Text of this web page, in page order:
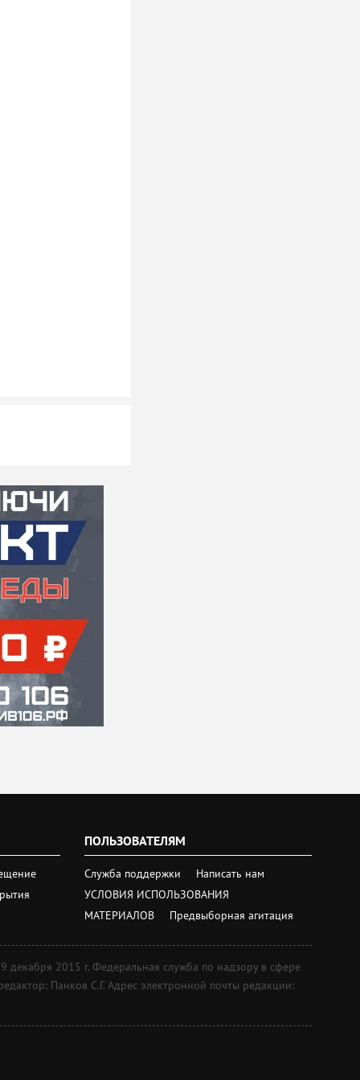
ПОЛЬЗОВАТЕЛЯМ
Служба поддержки
Написать нам
УСЛОВИЯ ИСПОЛЬЗОВАНИЯ
МАТЕРИАЛОВ
Предвыборная агитация
2015 г. Федеральная служба по надзору в сфере
Панков С.Г. Адрес электронной почты редакции: